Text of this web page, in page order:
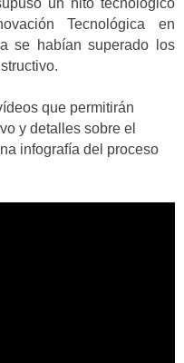
Tecnológica en
se habían superado los
que permitirán
y detalles sobre el
infografía del proceso